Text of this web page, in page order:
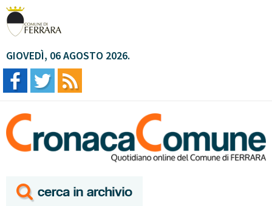
GIOVEDÌ, 06 AGOSTO 2026.